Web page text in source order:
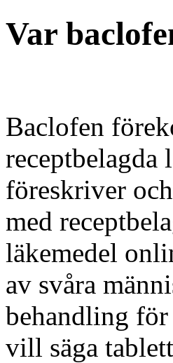
Var
Baclofen
receptbelagda
föreskriver
med
läkemedel
av svåra
behandling för
vill säga